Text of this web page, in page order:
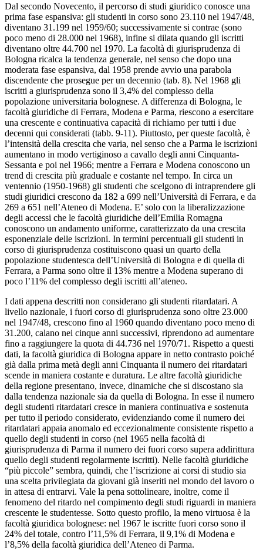
Dal secondo Novecento, il percorso di studi giuridico conosce una
prima fase espansiva: gli studenti in corso sono 23.110 nel 1947/48,
diventano 31.199 nel 1959/60; successivamente si contrae (sono
poco meno di 28.000 nel 1968), infine si dilata quando gli iscritti
diventano oltre 44.700 nel 1970. La facoltà di giurisprudenza di
Bologna ricalca la tendenza generale, nel senso che dopo una
moderata fase espansiva, dal 1958 prende avvio una parabola
discendente che prosegue per un decennio (tab. 8). Nel 1968 gli
iscritti a giurisprudenza sono il 3,4% del complesso della
popolazione universitaria bolognese. A differenza di Bologna, le
facoltà giuridiche di Ferrara, Modena e Parma, riescono a esercitare
una crescente e continuativa capacità di richiamo per tutti i due
decenni qui considerati (tabb. 9-11). Piuttosto, per queste facoltà, è
l’intensità della crescita che varia, nel senso che a Parma le iscrizioni
aumentano in modo vertiginoso a cavallo degli anni Cinquanta-
Sessanta e poi nel 1966; mentre a Ferrara e Modena conoscono un
trend di crescita più graduale e costante nel tempo. In circa un
ventennio (1950-1968) gli studenti che scelgono di intraprendere gli
studi giuridici crescono da 182 a 699 nell’Università di Ferrara, e da
269 a 651 nell’Ateneo di Modena. E’ solo con la liberalizzazione
degli accessi che le facoltà giuridiche dell’Emilia Romagna
conoscono un andamento uniforme, caratterizzato da una crescita
esponenziale delle iscrizioni. In termini percentuali gli studenti in
corso di giurisprudenza costituiscono quasi un quarto della
popolazione studentesca dell’Università di Bologna e di quella di
Ferrara, a Parma sono oltre il 13% mentre a Modena superano di
poco l’11% del complesso degli iscritti all’ateneo.
I dati appena descritti non considerano gli studenti ritardatari. A
livello nazionale, i fuori corso di giurisprudenza sono oltre 23.000
nel 1947/48, crescono fino al 1960 quando diventano poco meno di
31.200, calano nei cinque anni successivi, riprendono ad aumentare
fino a raggiungere la quota di 44.736 nel 1970/71. Rispetto a questi
dati, la facoltà giuridica di Bologna appare in netto contrasto poiché
già dalla prima metà degli anni Cinquanta il numero dei ritardatari
scende in maniera costante e duratura. Le altre facoltà giuridiche
della regione presentano, invece, dinamiche che si discostano sia
dalla tendenza nazionale sia da quella di Bologna. In esse il numero
degli studenti ritardatari cresce in maniera continuativa e sostenuta
per tutto il periodo considerato, evidenziando come il numero dei
ritardatari appaia anomalo ed eccezionalmente consistente rispetto a
quello degli studenti in corso (nel 1965 nella facoltà di
giurisprudenza di Parma il numero dei fuori corso supera addirittura
quello degli studenti regolarmente iscritti). Nelle facoltà giuridiche
“più piccole” sembra, quindi, che l’iscrizione ai corsi di studio sia
una scelta privilegiata da giovani già inseriti nel mondo del lavoro o
in attesa di entrarvi. Vale la pena sottolineare, inoltre, come il
fenomeno del ritardo nel compimento degli studi riguardi in maniera
crescente le studentesse. Sotto questo profilo, la meno virtuosa è la
facoltà giuridica bolognese: nel 1967 le iscritte fuori corso sono il
24% del totale, contro l’11,5% di Ferrara, il 9,1% di Modena e
l’8,5% della facoltà giuridica dell’Ateneo di Parma.